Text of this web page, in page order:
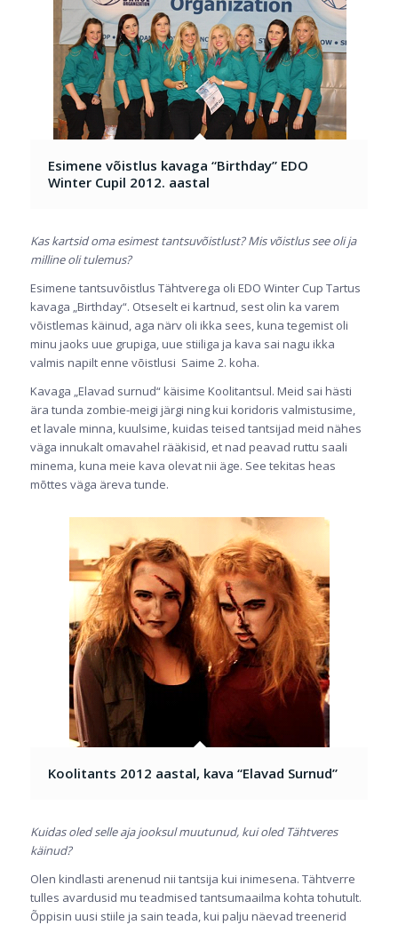
Esimene võistlus kavaga “Birthday” EDO
Winter Cupil 2012. aastal
Kas kartsid oma esimest tantsuvõistlust? Mis võistlus see oli ja
milline oli tulemus?
Esimene tantsuvõistlus Tähtverega oli EDO Winter Cup Tartus
kavaga „Birthday“. Otseselt ei kartnud, sest olin ka varem
võistlemas käinud, aga närv oli ikka sees, kuna tegemist oli
minu jaoks uue grupiga, uue stiiliga ja kava sai nagu ikka
valmis napilt enne võistlusi Saime 2. koha.
Kavaga „Elavad surnud“ käisime Koolitantsul. Meid sai hästi
ära tunda zombie-meigi järgi ning kui koridoris valmistusime,
et lavale minna, kuulsime, kuidas teised tantsijad meid nähes
väga innukalt omavahel rääkisid, et nad peavad ruttu saali
minema, kuna meie kava olevat nii äge. See tekitas heas
mõttes väga äreva tunde.
Koolitants 2012 aastal, kava “Elavad Surnud”
Kuidas oled selle aja jooksul muutunud, kui oled Tähtveres
käinud?
Olen kindlasti arenenud nii tantsija kui inimesena. Tähtverre
tulles avardusid mu teadmised tantsumaailma kohta tohutult.
Õppisin uusi stiile ja sain teada, kui palju näevad treenerid